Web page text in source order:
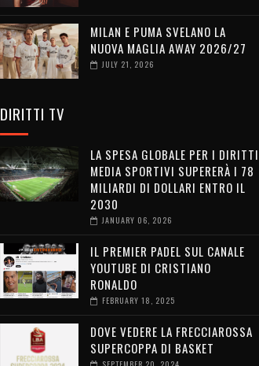
MILAN E PUMA SVELANO LA
NUOVA MAGLIA AWAY 2026/27
JULY 21, 2026
DIRITTI TV
LA SPESA GLOBALE PER I DIRITTI
MEDIA SPORTIVI SUPERERÀ I 78
MILIARDI DI DOLLARI ENTRO IL
2030
JANUARY 06, 2026
IL PREMIER PADEL SUL CANALE
YOUTUBE DI CRISTIANO
RONALDO
FEBRUARY 18, 2025
DOVE VEDERE LA FRECCIAROSSA
SUPERCOPPA DI BASKET